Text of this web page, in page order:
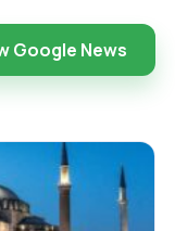
Google News